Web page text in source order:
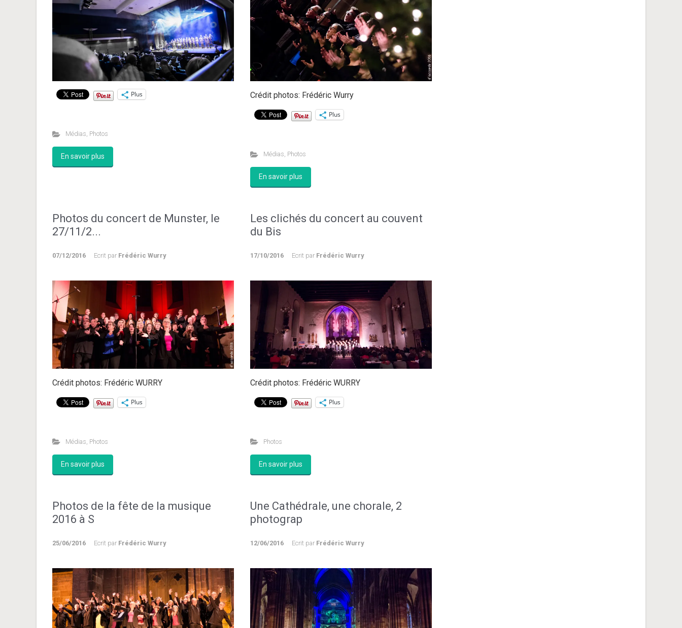
Plus
Médias Photos
En savoir plus
Crédit photos: Frédéric Wurry
Plus
Médias Photos
En savoir plus
Photos du concert de Munster, le
27/11/2...
07/12/2016 Ecrit par Frédéric Wurry
Crédit photos: Frédéric WURRY
Plus
Médias Photos
En savoir plus
Les clichés du concert au couvent
du Bis
17/10/2016 Ecrit par Frédéric Wurry
Crédit photos: Frédéric WURRY
Plus
Photos
En savoir plus
Photos de la fête de la musique
2016 à S
25/06/2016 Ecrit par Frédéric Wurry
Une Cathédrale, une chorale, 2
photograp
12/06/2016 Ecrit par Frédéric Wurry